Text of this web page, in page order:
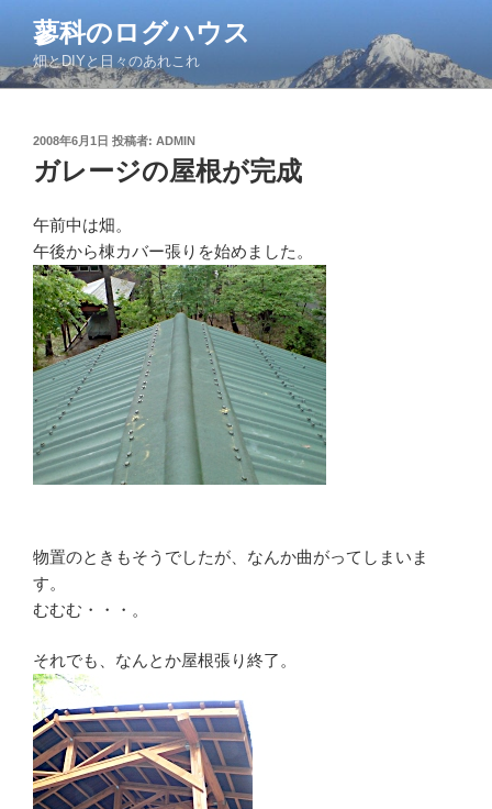
テ
ン
蓼科のログハウス
畑とDIYと日々のあれこれ
投
日:
2008年6月1日 投稿者: ADMIN
ガレージの屋根が完成
午前中は畑。
午後から棟カバー張りを始めました。
物置のときもそうでしたが、なんか曲がってしまいま
す。
むむむ・・・。
それでも、なんとか屋根張り終了。